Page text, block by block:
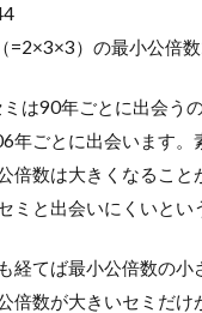
=2×3×3）の最小公倍
は90年ごとに出会う
年ごとに出会います。
倍数は大きくなること
ミと出会いにくいとい
経てば最小公倍数の小
倍数が大きいセミだけ